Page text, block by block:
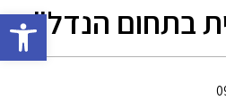
פתח
בתחום הנדל"ן